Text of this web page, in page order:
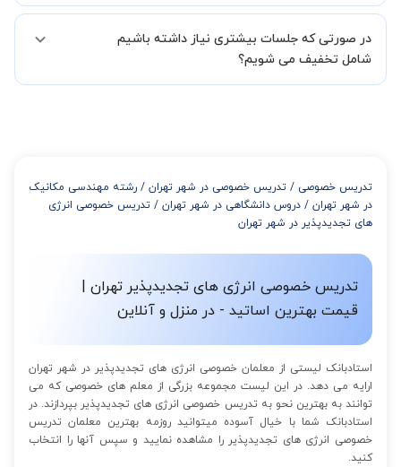
همچنین میتوانید درخواست خود را از طریق تماس مستقیم با شماره
مدرس مشخص کند ابتدا باید جلسه اول کلاس درس شما با مدرس برگزار
شود تا با توجه به سطح شما و خواسته شما مدرس اعلام کنند که تقریبا
در صورتی که جلسات بیشتری نیاز داشته باشیم
شامل تخفیف می شویم؟
از 12 تا 15 جلسه: 7% تخفیف
از 16 تا 100 جلسه: 9% تخفیف
تدریس خصوصی / تدریس خصوصی در شهر تهران / رشته مهندسی مکانیک
در شهر تهران / دروس دانشگاهی در شهر تهران / تدریس خصوصی انرژی
های تجدیدپذیر در شهر تهران
تدریس خصوصی انرژی های تجدیدپذیر تهران |
قیمت بهترین اساتید - در منزل و آنلاین
استادبانک لیستی از معلمان خصوصی انرژی های تجدیدپذیر در شهر تهران
ارایه می دهد. در این لیست مجموعه بزرگی از معلم های خصوصی که می
توانند به بهترین نحو به تدریس خصوصی انرژی های تجدیدپذیر بپردازند. در
استادبانک شما با خیال آسوده میتوانید روزمه بهترین معلمان تدریس
خصوصی انرژی های تجدیدپذیر را مشاهده نمایید و سپس آنها را انتخاب
کنید.